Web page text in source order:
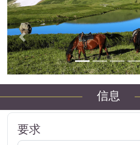
以前的
信息
要求